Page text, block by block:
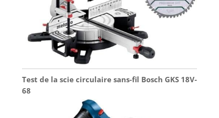
Test de la scie circulaire sans-fil Bosch GKS 18V-
68